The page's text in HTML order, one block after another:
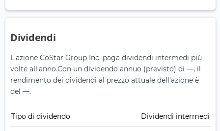
Dividendi
L'azione CoStar Group Inc. paga dividendi intermedi più
volte all'anno.Con un dividendo annuo (previsto) di —, il
rendimento dei dividendi al prezzo attuale dell'azione è
del —.
Tipo di dividendo Dividendi intermedi